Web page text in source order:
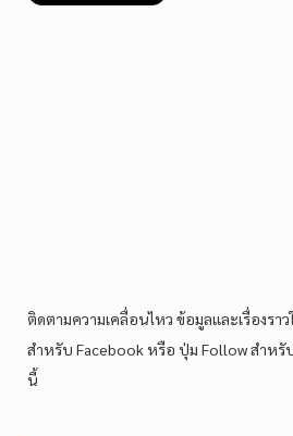
ติดตามความเคลื่อนไหว ข้อมูลและเรื่องรา
สำหรับ Facebook หรือ ปุ่ม Follow สำห
นี้